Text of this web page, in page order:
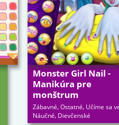
Monster Girl Nail -
Manikúra pre
monštrum
Zábavné,Ostatné, Učíme sa
Náučné, Dievčenské